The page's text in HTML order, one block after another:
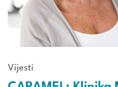
Vijesti